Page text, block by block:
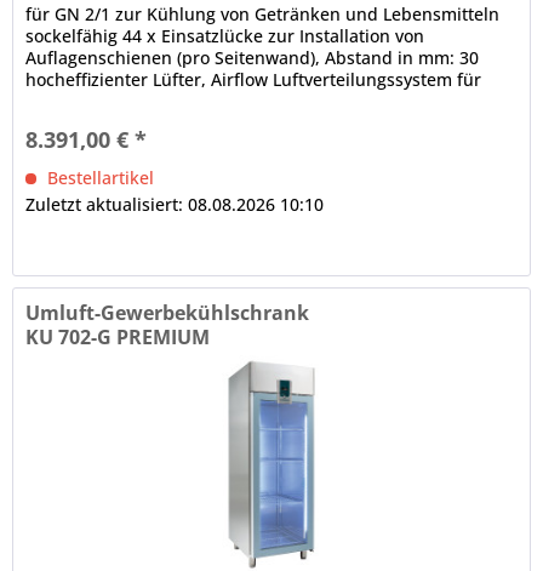
für GN 2/1 zur Kühlung von Getränken und Lebensmitteln
sockelfähig 44 x Einsatzlücke zur Installation von
Auflagenschienen (pro Seitenwand), Abstand in mm: 30
hocheffizienter Lüfter, Airflow Luftverteilungssystem für
8.391,00 € *
Bestellartikel
Zuletzt aktualisiert: 08.08.2026 10:10
Umluft-Gewerbekühlschrank
KU 702-G PREMIUM